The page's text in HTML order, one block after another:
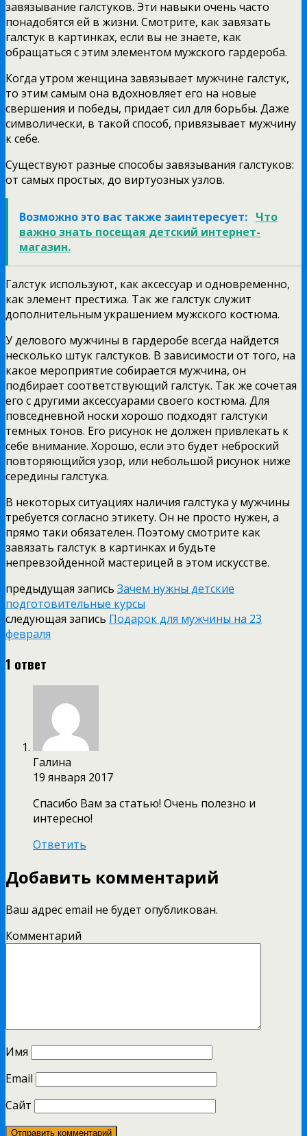
завязывание галстуков. Эти навыки очень часто
понадобятся ей в жизни. Смотрите, как завязать
галстук в картинках, если вы не знаете, как
обращаться с этим элементом мужского гардероба.
Когда утром женщина завязывает мужчине галстук,
то этим самым она вдохновляет его на новые
свершения и победы, придает сил для борьбы. Даже
символически, в такой способ, привязывает мужчину
к себе.
Существуют разные способы завязывания галстуков:
от самых простых, до виртуозных узлов.
Возможно это вас также заинтересует: Что
важно знать посещая детский интернет-
магазин.
Галстук используют, как аксессуар и одновременно,
как элемент престижа. Так же галстук служит
дополнительным украшением мужского костюма.
У делового мужчины в гардеробе всегда найдется
несколько штук галстуков. В зависимости от того, на
какое мероприятие собирается мужчина, он
подбирает соответствующий галстук. Так же сочетая
его с другими аксессуарами своего костюма. Для
повседневной носки хорошо подходят галстуки
темных тонов. Его рисунок не должен привлекать к
себе внимание. Хорошо, если это будет неброский
повторяющийся узор, или небольшой рисунок ниже
середины галстука.
В некоторых ситуациях наличия галстука у мужчины
требуется согласно этикету. Он не просто нужен, а
прямо таки обязателен. Поэтому смотрите как
завязать галстук в картинках и будьте
непревзойденной мастерицей в этом искусстве.
предыдущая запись Зачем нужны детские
подготовительные курсы
следующая запись Подарок для мужчины на 23
февраля
1 ответ
Галина
19 января 2017
Спасибо Вам за статью! Очень полезно и
интересно!
Ответить
Добавить комментарий
Ваш адрес email не будет опубликован.
Комментарий
Имя
Email
Сайт